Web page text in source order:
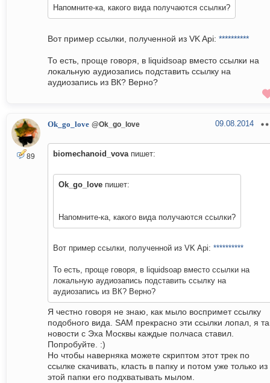
Напомните-ка, какого вида получаются ссылки?
Вот пример ссылки, полученной из VK Api: **********
То есть, проще говоря, в liquidsoap вместо ссылки на
локальную аудиозапись подставить ссылку на
аудиозапись из ВК? Верно?
89
Ok_go_love @Ok_go_love 09.08.2014
biomechanoid_vovaпишет:
Ok_go_love пишет:
Напомните-ка, какого вида получаются ссылки?
Вот пример ссылки, полученной из VK Api: **********
То есть, проще говоря, в liquidsoap вместо ссылки на
локальную аудиозапись подставить ссылку на
аудиозапись из ВК? Верно?
Я честно говоря не знаю, как мыло воспримет ссылку
подобного вида. SAM прекрасно эти ссылки лопал, я
новости с Эха Москвы каждые полчаса ставил.
Попробуйте. :)
Но чтобы наверняка можете скриптом этот трек по
ссылке скачивать, класть в папку и потом уже только из
этой папки его подхватывать мылом.